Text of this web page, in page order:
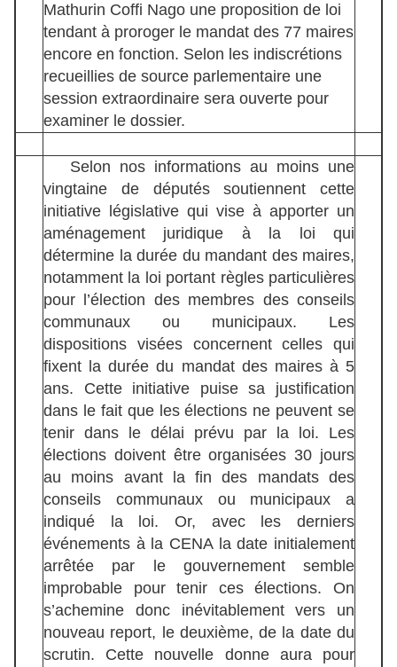
Mathurin Coffi Nago une proposition de loi
tendant à proroger le mandat des 77 maires
encore en fonction. Selon les indiscrétions
recueillies de source parlementaire une
session extraordinaire sera ouverte pour
examiner le dossier.
Selon nos informations au moins une
vingtaine de députés soutiennent cette
initiative législative qui vise à apporter un
aménagement juridique à la loi qui
détermine la durée du mandant des maires,
notamment la loi portant règles particulières
pour l’élection des membres des conseils
communaux ou municipaux. Les
dispositions visées concernent celles qui
fixent la durée du mandat des maires à 5
ans. Cette initiative puise sa justification
dans le fait que les élections ne peuvent se
tenir dans le délai prévu par la loi. Les
élections doivent être organisées 30 jours
au moins avant la fin des mandats des
conseils communaux ou municipaux a
indiqué la loi. Or, avec les derniers
événements à la CENA la date initialement
arrêtée par le gouvernement semble
improbable pour tenir ces élections. On
s’achemine donc inévitablement vers un
nouveau report, le deuxième, de la date du
scrutin. Cette nouvelle donne aura pour